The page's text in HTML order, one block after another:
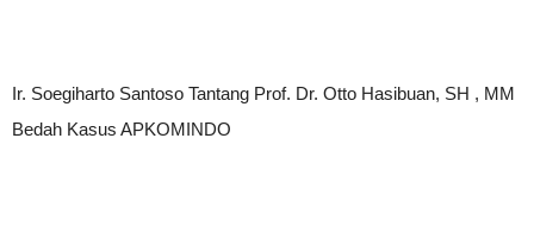
Ir. Soegiharto Santoso Tantang Prof. Dr. Otto Hasibuan, SH , MM
Bedah Kasus APKOMINDO